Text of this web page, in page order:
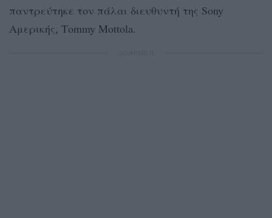
παντρεύτηκε τον πάλαι διευθυντή της Sony
Αμερικής, Τommy Mottola.